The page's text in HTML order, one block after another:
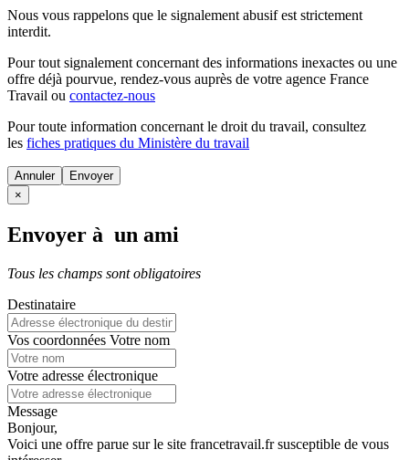
Nous vous rappelons que le signalement abusif est strictement
interdit.
Pour tout signalement concernant des informations inexactes ou une
offre déjà pourvue, rendez-vous auprès de votre agence France
Travail ou contactez-nous
Pour toute information concernant le droit du travail, consultez
les fiches pratiques du Ministère du travail
Annuler
×
Envoyer à un ami
Tous les champs sont obligatoires
Destinataire
Vos coordonnées Votre nom
Votre adresse électronique
Message
Bonjour,
Voici une offre parue sur le site francetravail.fr susceptible de vous